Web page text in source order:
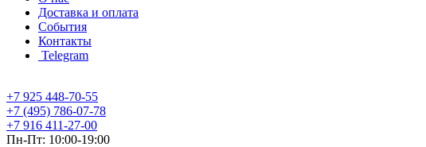
Доставка и оплата
События
Контакты
Telegram
+7 925 448-70-55
+7 (495) 786-07-78
+7 916 411-27-00
Пн-Пт: 10:00-19:00